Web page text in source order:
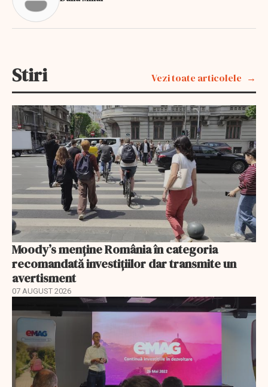
Stiri Vezi toate articolele
Moody’s menține România în categoria
recomandată investițiilor dar transmite un
avertisment
07 AUGUST 2026